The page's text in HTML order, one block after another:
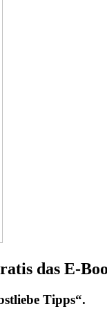
das E-
Tipps“.